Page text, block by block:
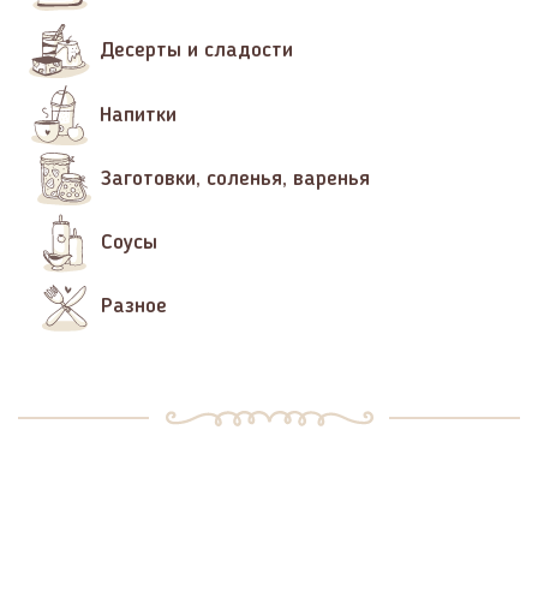
Десерты и сладости
Напитки
Заготовки, соленья, варенья
Соусы
Разное